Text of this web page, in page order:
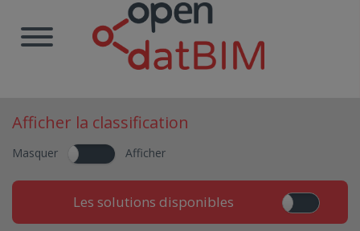
Afficher la classification
Masquer Afficher
Les solutions disponibles